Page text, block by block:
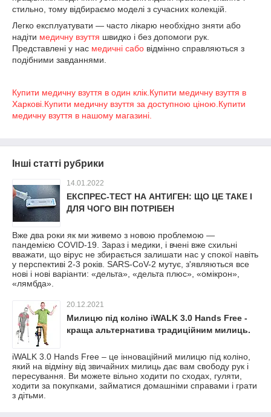
стильно, тому відбираємо моделі з сучасних колекцій.
Легко експлуатувати — часто лікарю необхідно зняти або
надіти медичну взуття швидко і без допомоги рук.
Представлені у нас медичні сабо відмінно справляються з
подібними завданнями.
Купити медичну взуття в один клік.Купити медичну взуття в
Харкові.Купити медичну взуття за доступною ціною.Купити
медичну взуття в нашому магазині.
Інші статті рубрики
14.01.2022
ЕКСПРЕС-ТЕСТ НА АНТИГЕН: ЩО ЦЕ ТАКЕ І
ДЛЯ ЧОГО ВІН ПОТРІБЕН
Вже два роки як ми живемо з новою проблемою —
пандемією COVID-19. Зараз і медики, і вчені вже схильні
вважати, що вірус не збирається залишати нас у спокої навіть
у перспективі 2-3 років. SARS-CoV-2 мутує, з'являються все
нові і нові варіанти: «дельта», «дельта плюс», «омікрон»,
«лямбда».
20.12.2021
Милицю під коліно iWALK 3.0 Hands Free -
краща альтернатива традиційним милиць.
iWALK 3.0 Hands Free – це інноваційний милицю під коліно,
який на відміну від звичайних милиць дає вам свободу рук і
пересування. Ви можете вільно ходити по сходах, гуляти,
ходити за покупками, займатися домашніми справами і грати
з дітьми.